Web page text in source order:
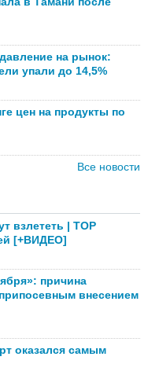
на рынок:
упали до 14,5%
цен на продукты по
Все новости
взлететь | TOP
[+ВИДЕО]
причина
внесением
оказался самым